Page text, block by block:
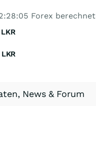
Forex berechnet
LKR
LKR
News & Forum